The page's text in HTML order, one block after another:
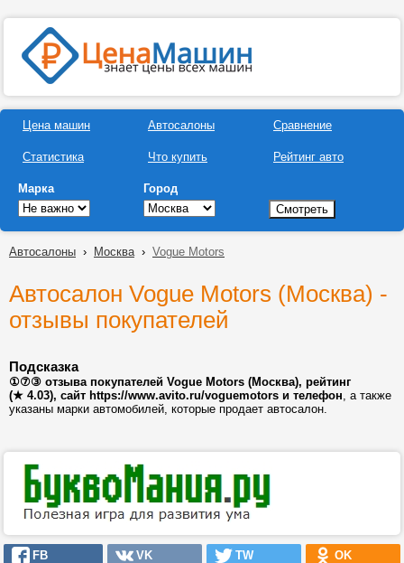
Цена машин
Статистика
Автосалоны
Что купить
Сравнение
Рейтинг авто
Марка Город
Автосалоны › Москва› Vogue Motors
Автосалон Vogue Motors (Москва) -
отзывы покупателей
Подсказка
①⑦③ отзыва покупателей Vogue Motors (Москва), рейтинг
(★ 4.03), сайт https://www.avito.ru/voguemotors и телефон, а также
указаны марки автомобилей, которые продает автосалон.
FB VK TW OK